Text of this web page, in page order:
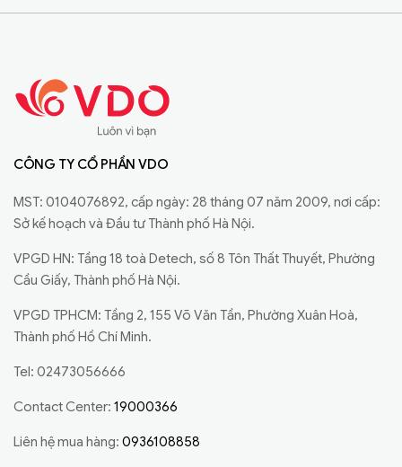
CÔNG TY CỔ PHẦN VDO
MST: 0104076892, cấp ngày: 28 tháng 07 năm 2009, nơi cấp:
Sở kế hoạch và Đầu tư Thành phố Hà Nội.
VPGD HN: Tầng 18 toà Detech, số 8 Tôn Thất Thuyết, Phường
Cầu Giấy, Thành phố Hà Nội.
VPGD TPHCM: Tầng 2, 155 Võ Văn Tần, Phường Xuân Hoà,
Thành phố Hồ Chí Minh.
Tel: 02473056666
Contact Center: 19000366
Liên hệ mua hàng: 0936108858